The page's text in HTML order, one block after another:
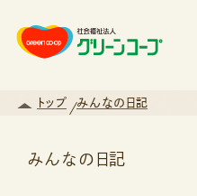
トップ みんなの日記
みんなの日記